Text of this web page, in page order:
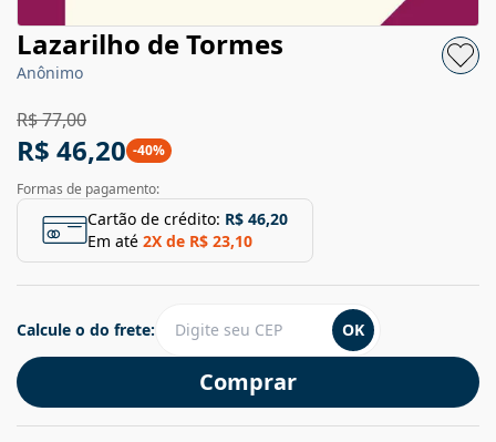
Lazarilho de Tormes
Anônimo
R$ 77,00
R$ 46,20 -40%
Formas de pagamento:
Cartão de crédito: R$ 46,20
Em até 2X de R$ 23,10
Comprar
Calcule o do frete: OK